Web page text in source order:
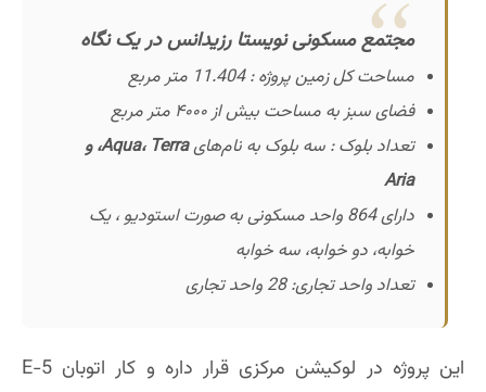
مجتمع مسکونی نویستا رزیدانس در یک نگاه
مساحت کل زمین پروژه : 11.404 متر مربع
فضای سبز به مساحت بیش از ۴۰۰۰ متر مربع
تعداد بلوک : سه بلوک به نام‌های
Aqua، Terra، و
Aria
دارای 864 واحد مسکونی به صورت استودیو ، یک
خوابه، دو خوابه، سه خوابه
تعداد واحد تجاری: 28 واحد تجاری
این پروژه در لوکیشن مرکزی قرار داره و کار اتوبان E-5